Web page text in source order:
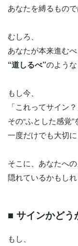
あなたを縛るもので
むしろ、
あなたが本来進む
“道しるべ”のような
もし今、
「これってサイ
その“ふとした感覚”
一度だけでも大切に
そこに、あなたへ
隠れているかもしれ
■ サインかど
もし、